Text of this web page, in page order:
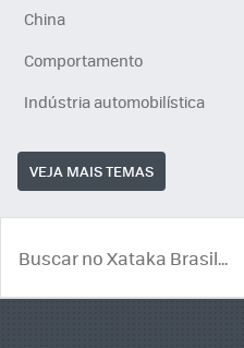
China
Comportamento
Indústria automobilística
VEJA MAIS TEMAS